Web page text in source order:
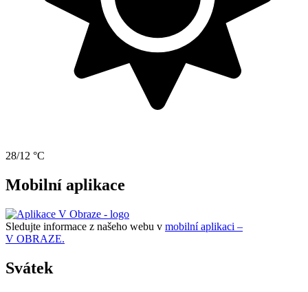
28/12 °C
Mobilní aplikace
Sledujte informace z našeho webu v mobilní aplikaci –
V OBRAZE.
Svátek